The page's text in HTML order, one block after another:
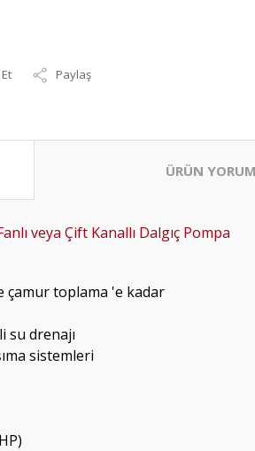
Paylaş
ÜRÜN
veya Çift Kanallı Dalgıç Pompa
çamur toplama 'e kadar
su drenajı
sistemleri